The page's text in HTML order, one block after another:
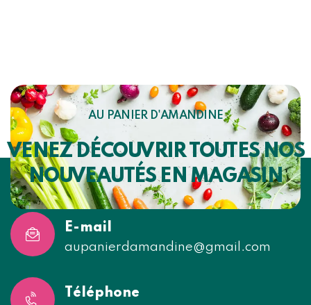
AU PANIER D'AMANDINE
VENEZ DÉCOUVRIR TOUTES NOS
NOUVEAUTÉS EN MAGASIN
E-mail
aupanierdamandine@gmail.com
Téléphone